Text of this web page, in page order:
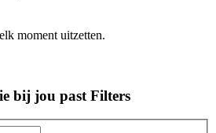
moment uitzetten.
bij jou past Filters